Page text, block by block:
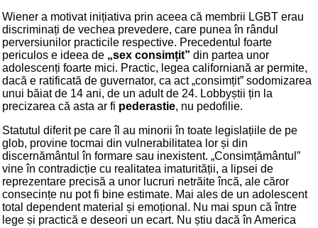
Wiener a motivat inițiativa prin aceea că membrii LGBT erau
discriminați de vechea prevedere, care punea în rândul
perversiunilor practicile respective. Precedentul foarte
periculos e ideea de „sex consimțit” din partea unor
adolescenți foarte mici. Practic, legea californiană ar permite,
dacă e ratificată de guvernator, ca act „consimțit” sodomizarea
unui băiat de 14 ani, de un adult de 24. Lobbyștii țin la
precizarea că asta ar fi pederastie, nu pedofilie.
Statutul diferit pe care îl au minorii în toate legislațiile de pe
glob, provine tocmai din vulnerabilitatea lor și din
discernământul în formare sau inexistent. „Consimțământul”
vine în contradicție cu realitatea imaturității, a lipsei de
reprezentare precisă a unor lucruri netrăite încă, ale căror
consecințe nu pot fi bine estimate. Mai ales de un adolescent
total dependent material și emoțional. Nu mai spun că între
lege și practică e deseori un ecart. Nu știu dacă în America